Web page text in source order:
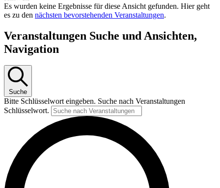
Es wurden keine Ergebnisse für diese Ansicht gefunden. Hier geht
es zu den nächsten bevorstehenden Veranstaltungen.
Veranstaltungen Suche und Ansichten,
Navigation
Suche
Bitte Schlüsselwort eingeben. Suche nach Veranstaltungen
Schlüsselwort.